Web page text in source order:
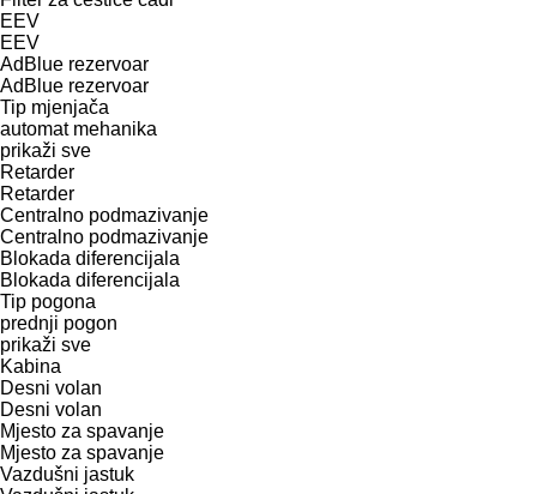
EEV
EEV
AdBlue rezervoar
AdBlue rezervoar
Tip mјenjača
automat mehanika
prikaži sve
Retarder
Retarder
Centralno podmazivanje
Centralno podmazivanje
Blokada diferencijala
Blokada diferencijala
Tip pogona
prednji pogon
prikaži sve
Kabina
Desni volan
Desni volan
Mjesto za spavanje
Mjesto za spavanje
Vazdušni jastuk